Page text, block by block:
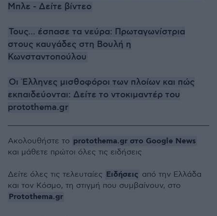
Μπλε - Δείτε βίντεο
Τους... έσπασε τα νεύρα: Πρωταγωνίστρια
στους καυγάδες στη Βουλή η
Κωνσταντοπούλου
Οι Έλληνες μισθοφόροι των πλοίων και πώς
εκπαιδεύονται: Δείτε το ντοκιμαντέρ του
protothema.gr
Ακολουθήστε το protothema.gr στο Google News
και μάθετε πρώτοι όλες τις ειδήσεις
Δείτε όλες τις τελευταίες Ειδήσεις από την Ελλάδα
και τον Κόσμο, τη στιγμή που συμβαίνουν, στο
Protothema.gr